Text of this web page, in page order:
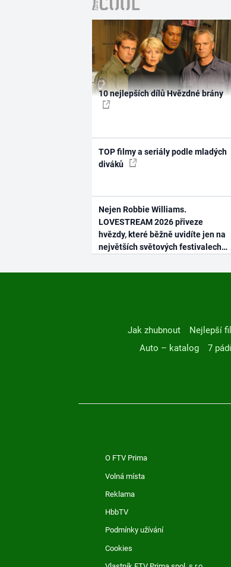
10 nejlepších dílů Hvězdné brány
TOP filmy a seriály podle mladých
diváků
Nejen Robbie Williams.
LOVESTREAM 2026 přiveze
hvězdy, které běžně uvidíte jen na
největších světových festivalech
Jak zhubnout Nejlepší
Auto – katalog
7
O FTV Prima
Volná místa
Reklama
HbbTV
Podmínky užívání
Cookies